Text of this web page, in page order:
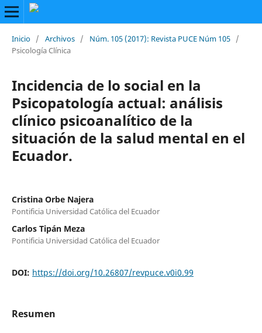
Inicio / Archivos / Núm. 105 (2017): Revista PUCE Núm 105 /
Psicología Clínica
Incidencia de lo social en la
Psicopatología actual: análisis
clínico psicoanalítico de la
situación de la salud mental en el
Ecuador.
Cristina Orbe Najera
Pontificia Universidad Católica del Ecuador
Carlos Tipán Meza
Pontificia Universidad Católica del Ecuador
DOI: https://doi.org/10.26807/revpuce.v0i0.99
Resumen